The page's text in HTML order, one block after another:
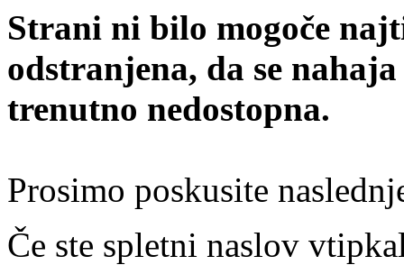
Strani ni bilo mogoče
odstranjena, da se
trenutno nedostopna.
Prosimo poskusite
Če ste spletni naslov